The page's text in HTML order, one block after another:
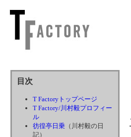
目次
T Factoryトップページ
T Factory/川村毅プロフィー
ル
彷徨亭日乗（川村毅の日
記）